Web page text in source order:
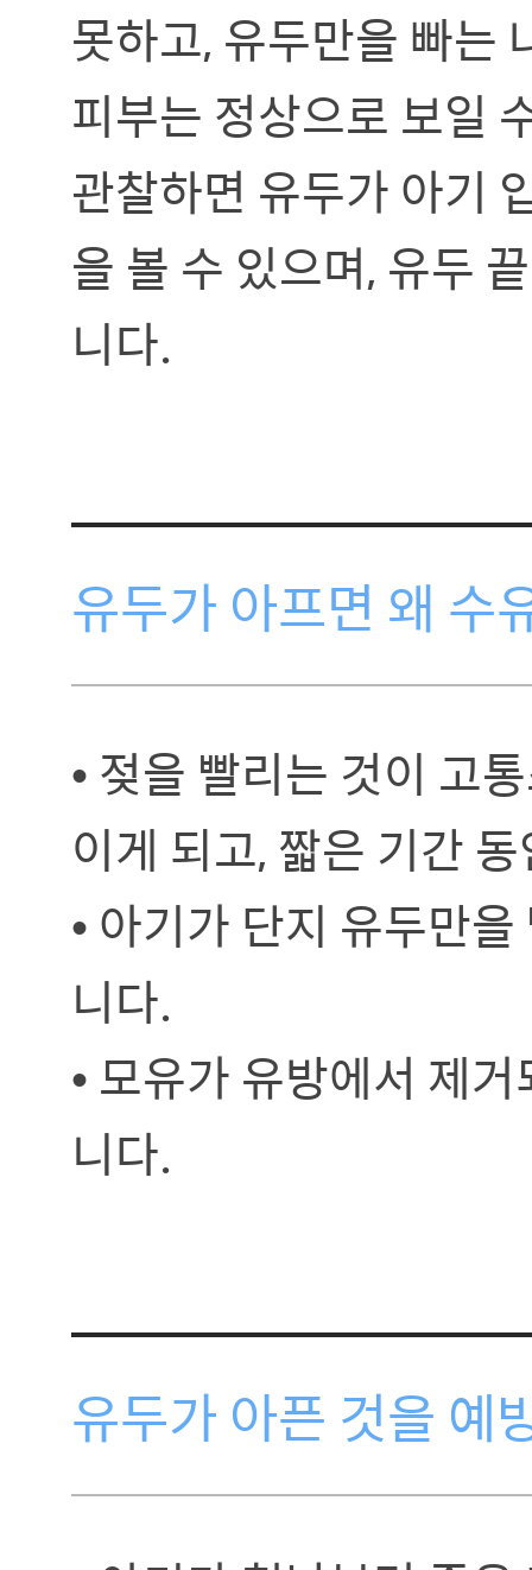
못하고, 유두만을 빠는
피부는 정상으로 보일
관찰하면 유두가 아기
을 볼 수 있으며, 유두
니다.
유두가 아프면 왜 수
• 젖을 빨리는 것이 고
이게 되고, 짧은 기간
• 아기가 단지 유두만
니다.
• 모유가 유방에서 제
니다.
유두가 아픈 것을 예